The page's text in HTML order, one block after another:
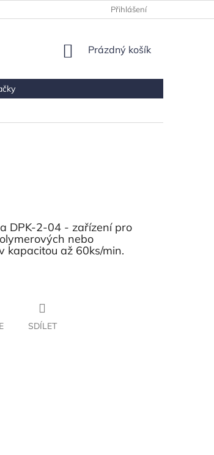
Přihlášení
NÁKUPNÍ
Prázdný košík
DPK-2-04 - zařízení pro
nebo
kapacitou až 60ks/min.
SDÍLET